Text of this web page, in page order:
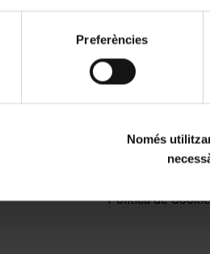
Preferències
Només
Política de